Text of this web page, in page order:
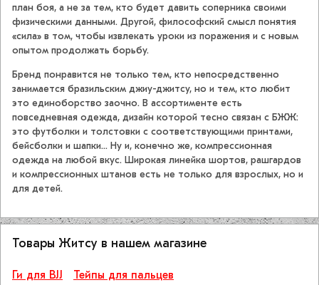
план боя, а не за тем, кто будет давить соперника своими
физическими данными. Другой, философский смысл понятия
«сила» в том, чтобы извлекать уроки из поражения и с новым
опытом продолжать борьбу.
Бренд понравится не только тем, кто непосредственно
занимается бразильским джиу-джитсу, но и тем, кто любит
это единоборство заочно. В ассортименте есть
повседневная одежда, дизайн которой тесно связан с БЖЖ:
это футболки и толстовки с соответствующими принтами,
бейсболки и шапки... Ну и, конечно же, компрессионная
одежда на любой вкус. Широкая линейка шортов, рашгардов
и компрессионных штанов есть не только для взрослых, но и
для детей.
Товары Житсу в нашем магазине
Ги для BJJ
Тейпы для пальцев